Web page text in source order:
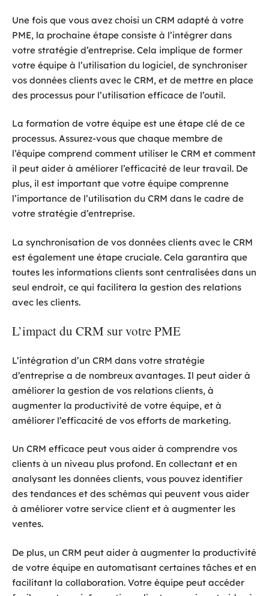
Une fois que vous avez choisi un CRM adapté à votre
PME, la prochaine étape consiste à l’intégrer dans
votre stratégie d’entreprise. Cela implique de former
votre équipe à l’utilisation du logiciel, de synchroniser
vos données clients avec le CRM, et de mettre en place
des processus pour l’utilisation efficace de l’outil.
La formation de votre équipe est une étape clé de ce
processus. Assurez-vous que chaque membre de
l’équipe comprend comment utiliser le CRM et comment
il peut aider à améliorer l’efficacité de leur travail. De
plus, il est important que votre équipe comprenne
l’importance de l’utilisation du CRM dans le cadre de
votre stratégie d’entreprise.
La synchronisation de vos données clients avec le CRM
est également une étape cruciale. Cela garantira que
toutes les informations clients sont centralisées dans un
seul endroit, ce qui facilitera la gestion des relations
avec les clients.
L’impact du CRM sur votre PME
L’intégration d’un CRM dans votre stratégie
d’entreprise a de nombreux avantages. Il peut aider à
améliorer la gestion de vos relations clients, à
augmenter la productivité de votre équipe, et à
améliorer l’efficacité de vos efforts de marketing.
Un CRM efficace peut vous aider à comprendre vos
clients à un niveau plus profond. En collectant et en
analysant les données clients, vous pouvez identifier
des tendances et des schémas qui peuvent vous aider
à améliorer votre service client et à augmenter les
ventes.
De plus, un CRM peut aider à augmenter la productivité
de votre équipe en automatisant certaines tâches et en
facilitant la collaboration. Votre équipe peut accéder